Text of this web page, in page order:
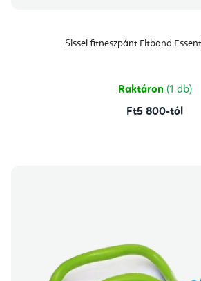
Sissel fitneszpánt Fitband
Raktáron (1 db)
Ft5 800-tól